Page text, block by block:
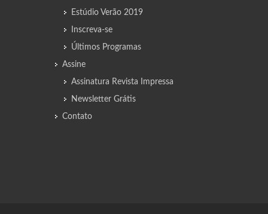
Estúdio Verão 2019
Inscreva-se
Últimos Programas
Assine
Assinatura Revista Impressa
Newsletter Grátis
Contato